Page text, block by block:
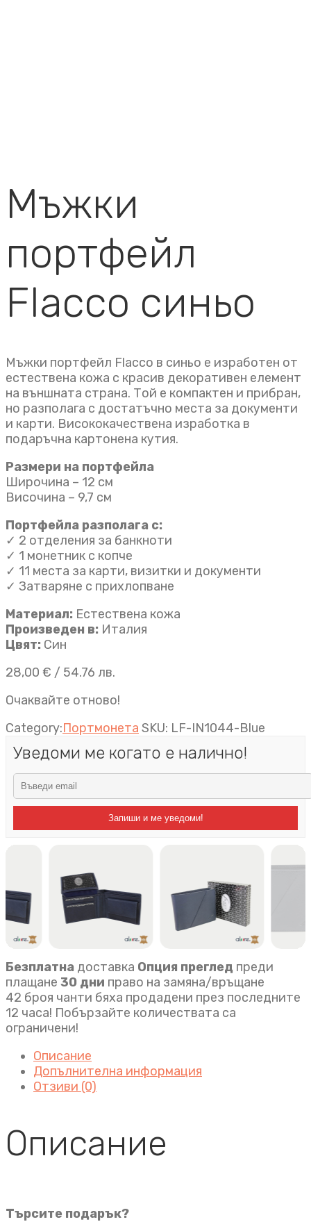
Мъжки
портфейл
Flacco синьо
Mъжки портфейл Flacco в синьо е изработен от
естествена кожа с красив декоративен елемент
на външната страна. Той е компактен и прибран,
но разполага с достатъчно места за документи
и карти. Висококачествена изработка в
подаръчна картонена кутия.
Размери на портфейла
Широчина – 12 см
Височина – 9,7 см
Портфейла разполага с:
✓ 2 отделения за банкноти
✓ 1 монетник с копче
✓ 11 места за карти, визитки и документи
✓ Затваряне с прихлопване
Материал: Естествена кожа
Произведен в: Италия
Цвят: Син
28,00 € / 54.76 лв.
Очаквайте отново!
Category:Портмонета SKU: LF-IN1044-Blue
Уведоми ме когато е налично!
Запиши и ме уведоми!
Безплатна доставка Опция преглед преди
плащане 30 дни право на замяна/връщане
42 броя чанти бяха продадени през последните
12 часа! Побързайте количествата са
ограничени!
Описание
Допълнителна информация
Отзиви (0)
Описание
Търсите подарък?